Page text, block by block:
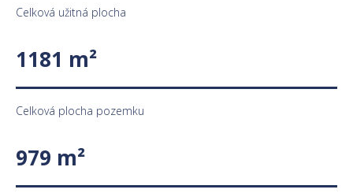
Celková užitná plocha
1181 m²
Celková plocha pozemku
979 m²